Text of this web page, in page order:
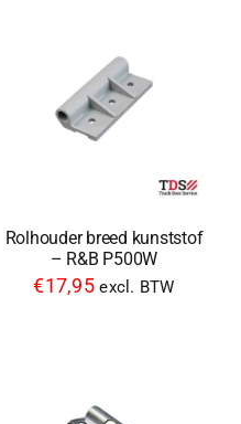
Rolhouder breed kunststof
– R&B P500W
€17,95 excl. BTW